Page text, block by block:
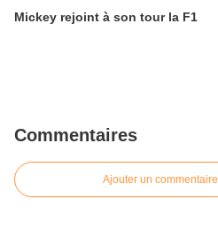
Mickey rejoint à son tour la F1
Commentaires
Ajouter un commentaire